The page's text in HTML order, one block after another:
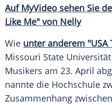
AufMyVideo sehen Sie
Like Me" von Nelly
Wie unter anderem "USA
Missouri State
Musikers am 23. April
nannte die Hochschule
Zusammenhang